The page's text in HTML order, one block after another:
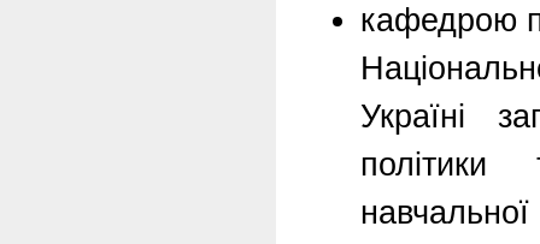
кафедрою
Україні
політики